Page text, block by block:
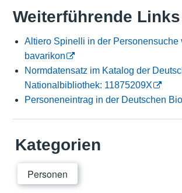
Weiterführende Links
Altiero Spinelli in der Personensuche
bavarikon
Normdatensatz im Katalog der
Nationalbibliothek: 11875209X
Personeneintrag in der Deutschen
Kategorien
Personen